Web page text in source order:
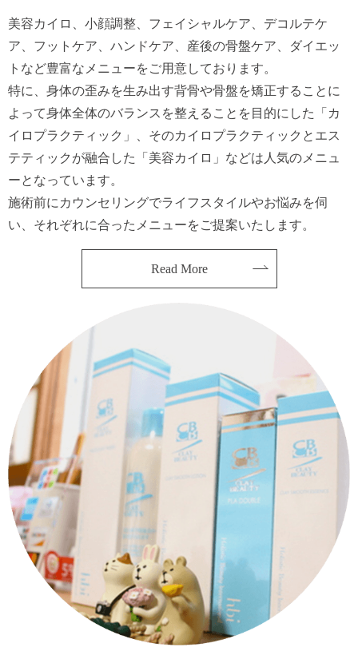
美容カイロ、小顔調整、フェイシャルケア、デコルテケ
ア、フットケア、ハンドケア、産後の骨盤ケア、ダイエッ
トなど豊富なメニューをご用意しております。
特に、身体の歪みを生み出す背骨や骨盤を矯正することに
よって身体全体のバランスを整えることを目的にした「カ
イロプラクティック」、そのカイロプラクティックとエス
テティックが融合した「美容カイロ」などは人気のメニュ
ーとなっています。
施術前にカウンセリングでライフスタイルやお悩みを伺
い、それぞれに合ったメニューをご提案いたします。
Read More